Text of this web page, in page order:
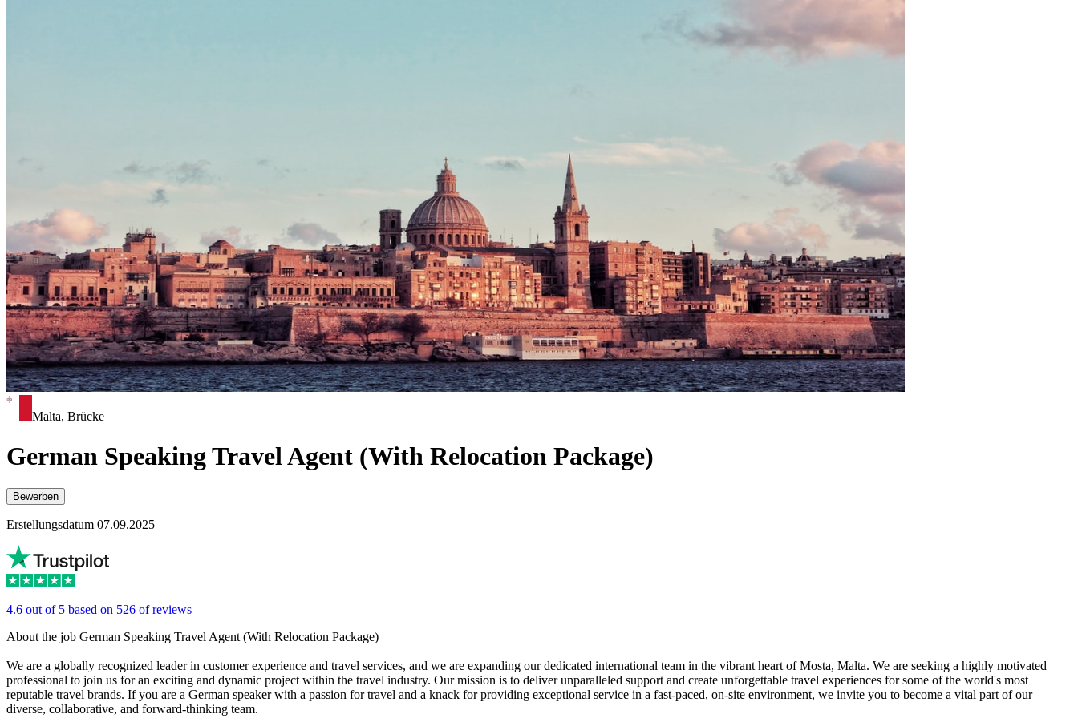
Malta, Brücke
German Speaking Travel Agent (With Relocation Package)
Bewerben
Erstellungsdatum 07.09.2025
4.6 out of 5 based on 526 of reviews
About the job German Speaking Travel Agent (With Relocation Package)
We are a globally recognized leader in customer experience and travel services, and we are expanding our dedicated international team in the vibrant heart of Mosta, Malta. We are seeking a highly motivated
professional to join us for an exciting and dynamic project within the travel industry. Our mission is to deliver unparalleled support and create unforgettable travel experiences for some of the world's most
reputable travel brands. If you are a German speaker with a passion for travel and a knack for providing exceptional service in a fast-paced, on-site environment, we invite you to become a vital part of our
diverse, collaborative, and forward-thinking team.